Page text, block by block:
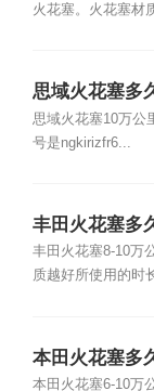
火花塞。火花塞材
思域火花塞多
思域火花塞10万公
号是ngkirizfr6...
丰田火花塞多
丰田火花塞8-10万
质越好所使用的时
本田火花塞多
本田火花塞6-10万